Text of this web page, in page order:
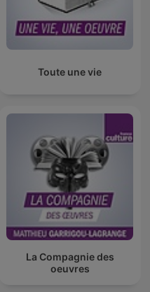
Toute une vie
La Compagnie des
oeuvres